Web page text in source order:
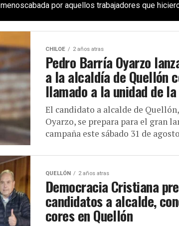
menoscabada por aquellos trabajadores que
CHILOE 2 años atras
Pedro Barría Oyarzo
a la alcaldía de Quellón
llamado a la unidad de
El candidato a alcalde de
Oyarzo, se prepara para el gran
campaña este sábado 31 de
QUELLÓN 2 años atras
Democracia Cristiana
candidatos a alcalde,
cores en Quellón